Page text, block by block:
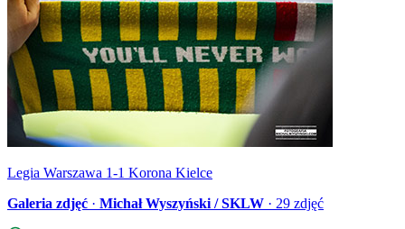
Legia Warszawa 1-1 Korona Kielce
Galeria zdjęć · Michał Wyszyński / SKLW · 29 zdjęć